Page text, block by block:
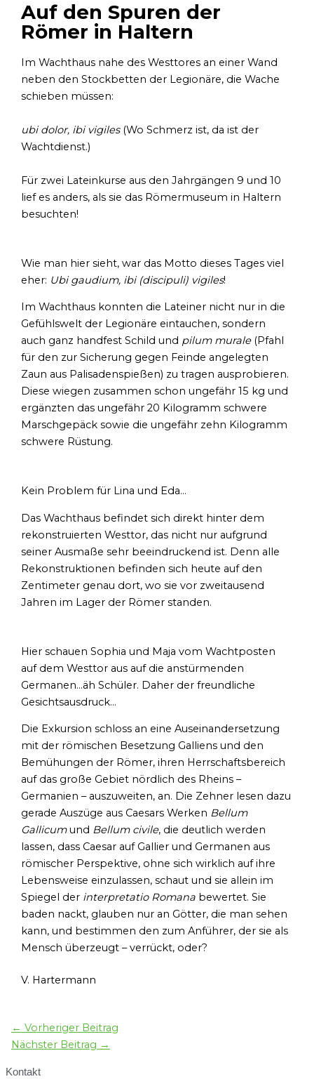
Auf den Spuren der
Römer in Haltern
Im Wachthaus nahe des Westtores an einer Wand
neben den Stockbetten der Legionäre, die Wache
schieben müssen:
ubi dolor, ibi vigiles(Wo Schmerz ist, da ist der
Wachtdienst.)
Für zwei Lateinkurse aus den Jahrgängen 9 und 10
lief es anders, als sie das Römermuseum in Haltern
besuchten!
Wie man hier sieht, war das Motto dieses Tages viel
eher: Ubi gaudium, ibi (discipuli) vigiles!
Im Wachthaus konnten die Lateiner nicht nur in die
Gefühlswelt der Legionäre eintauchen, sondern
auch ganz handfest Schild und pilum murale(Pfahl
für den zur Sicherung gegen Feinde angelegten
Zaun aus Palisadenspießen) zu tragen ausprobieren.
Diese wiegen zusammen schon ungefähr 15 kg und
ergänzten das ungefähr 20 Kilogramm schwere
Marschgepäck sowie die ungefähr zehn Kilogramm
schwere Rüstung.
Kein Problem für Lina und Eda…
Das Wachthaus befindet sich direkt hinter dem
rekonstruierten Westtor, das nicht nur aufgrund
seiner Ausmaße sehr beeindruckend ist. Denn alle
Rekonstruktionen befinden sich heute auf den
Zentimeter genau dort, wo sie vor zweitausend
Jahren im Lager der Römer standen.
Hier schauen Sophia und Maja vom Wachtposten
auf dem Westtor aus auf die anstürmenden
Germanen…äh Schüler. Daher der freundliche
Gesichtsausdruck…
Die Exkursion schloss an eine Auseinandersetzung
mit der römischen Besetzung Galliens und den
Bemühungen der Römer, ihren Herrschaftsbereich
auf das große Gebiet nördlich des Rheins –
Germanien – auszuweiten, an. Die Zehner lesen dazu
gerade Auszüge aus Caesars Werken Bellum
Gallicumund Bellum civile, die deutlich werden
lassen, dass Caesar auf Gallier und Germanen aus
römischer Perspektive, ohne sich wirklich auf ihre
Lebensweise einzulassen, schaut und sie allein im
Spiegel der interpretatio Romana bewertet. Sie
baden nackt, glauben nur an Götter, die man sehen
kann, und bestimmen den zum Anführer, der sie als
Mensch überzeugt – verrückt, oder?
V. Hartermann
← Vorheriger Beitrag
Nächster Beitrag →
Kontakt